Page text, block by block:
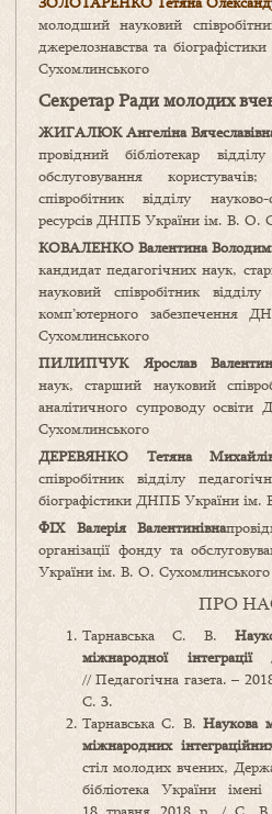
молодший науковий
джерелознавства та
Сухомлинського
Секретар Ради молодих
ЖИГАЛЮК Ангеліна
провідний бібліотекар
обслуговування
співробітник відділу
ресурсів ДНПБ України ім. В. О.
КОВАЛЕНКО Валентина
кандидат педагогічних наук,
науковий співробітник
комп’ютерного
Сухомлинського
ПИЛИПЧУК Ярослав
наук, старший науковий
аналітичного супроводу
Сухомлинського
ДЕРЕВЯНКО Тетяна
співробітник відділу
біографістики ДНПБ України
ФІХ Валерія Валентинівна
організації фонду та
України ім. В. О. Сухомлинського
ПРО
Тарнавська С. В.
міжнародної інтеграції/
// Педагогічна газета. –
С. 3.
Тарнавська С. В. Наукова
міжнародних
стіл молодих вчених,
бібліотека України